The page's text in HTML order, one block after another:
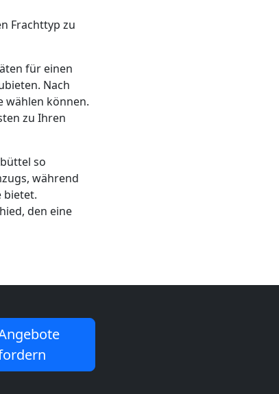
Frachttyp zu
für einen
Nach
wählen können.
zu Ihren
so
während
bietet.
den eine